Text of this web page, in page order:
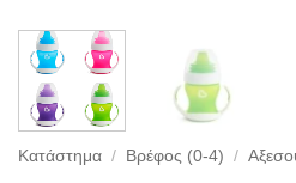
Κατάστημα / Βρέφος (0-4) /